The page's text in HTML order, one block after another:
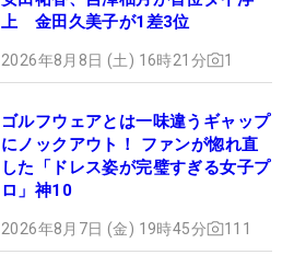
上 金田久美子が1差3位
2026年8月8日 (土) 16時21分 1
ゴルフウェアとは一味違うギャップ
にノックアウト！ ファンが惚れ直
した「ドレス姿が完璧すぎる女子プ
ロ」神10
2026年8月7日 (金) 19時45分 111